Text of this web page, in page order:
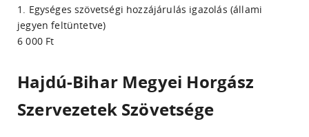
1. Egységes szövetségi hozzájárulás igazolás (állami
jegyen feltüntetve)
6 000 Ft
Hajdú-Bihar Megyei Horgász
Szervezetek Szövetsége